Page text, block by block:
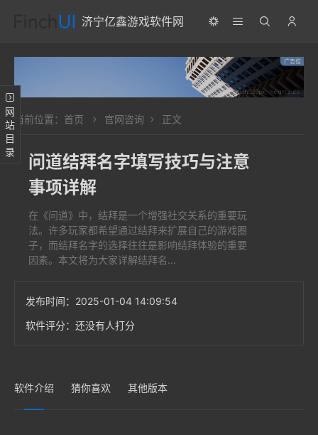
济宁亿鑫游戏软件网
网站目录 当前位置： 首页 官网咨询 正文
问道结拜名字填写技巧与注意
事项详解
在《问道》中，结拜是一个增强社交关系的重要玩
法。许多玩家都希望通过结拜来扩展自己的游戏圈
子，而结拜名字的选择往往是影响结拜体验的重要
因素。本文将为大家详解结拜名...
发布时间： 2025-01-04 14:09:54
软件评分： 还没有人打分
软件介绍 猜你喜欢 其他版本